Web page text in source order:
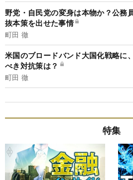
野党・自民党の変身は本物か？公務
抜本策を出せた事情
町田 徹
米国のブロードバンド大国化戦略に
べき対抗策は？
町田 徹
特集